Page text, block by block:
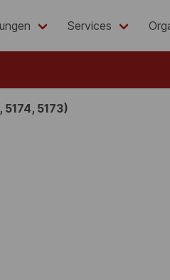
Services
5173)